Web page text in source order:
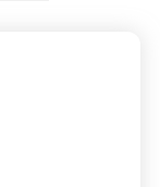
recommend
you dial in the
is
makes all